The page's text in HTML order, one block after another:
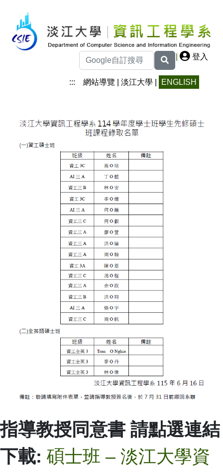
| 登入
::: 網站導覽 淡江大學 ENGLISH
指導教授同意書 請點選連結
下載: 碩士班 – 淡江大學資